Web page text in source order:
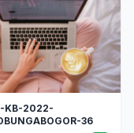
KB-2022-
36